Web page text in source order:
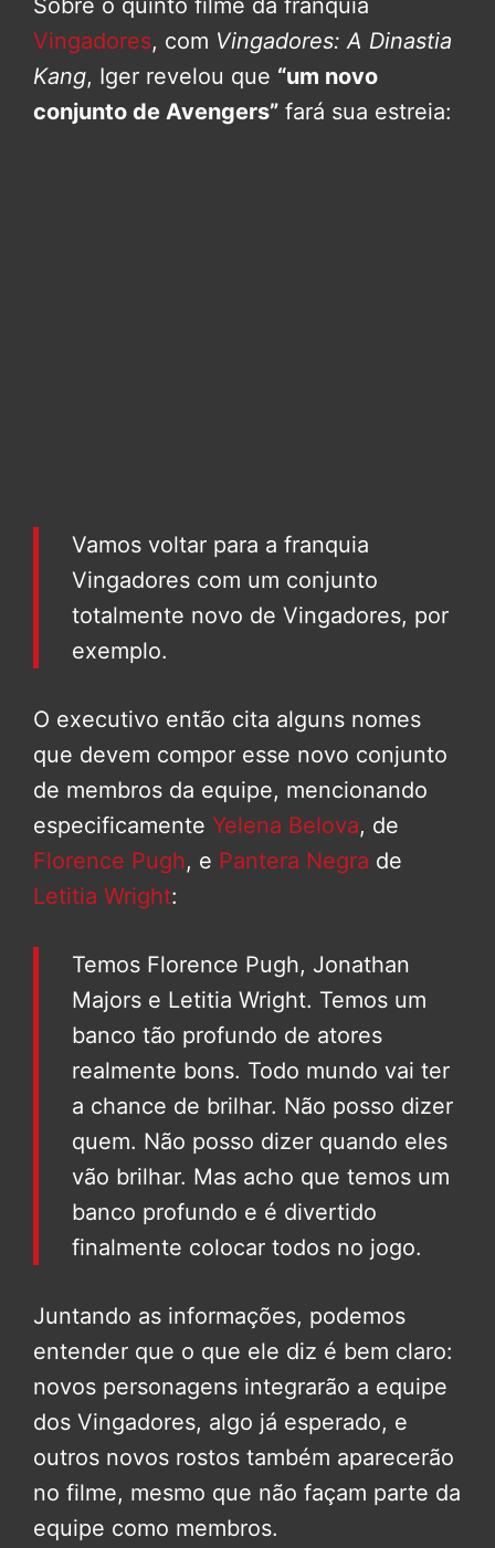
Sobre o quinto filme da franquia
Vingadores, com Vingadores: A Dinastia
Kang, Iger revelou que “um novo
conjunto de Avengers” fará sua estreia:
Vamos voltar para a franquia
Vingadores com um conjunto
totalmente novo de Vingadores, por
exemplo.
O executivo então cita alguns nomes
que devem compor esse novo conjunto
de membros da equipe, mencionando
especificamente Yelena Belova, de
Florence Pugh, e Pantera Negra de
Letitia Wright:
Temos Florence Pugh, Jonathan
Majors e Letitia Wright. Temos um
banco tão profundo de atores
realmente bons. Todo mundo vai ter
a chance de brilhar. Não posso dizer
quem. Não posso dizer quando eles
vão brilhar. Mas acho que temos um
banco profundo e é divertido
finalmente colocar todos no jogo.
Juntando as informações, podemos
entender que o que ele diz é bem claro:
novos personagens integrarão a equipe
dos Vingadores, algo já esperado, e
outros novos rostos também aparecerão
no filme, mesmo que não façam parte da
equipe como membros.